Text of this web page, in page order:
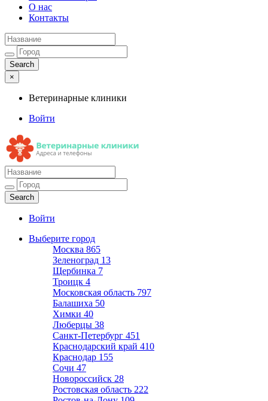
О нас
Контакты
×
Ветеринарные клиники
Войти
Ветеринарные клиники
Адреса и телефоны
Войти
Выберите город
Москва 865
Зеленоград 13
Щербинка 7
Троицк 4
Московская область 797
Балашиха 50
Химки 40
Люберцы 38
Санкт-Петербург 451
Краснодарский край 410
Краснодар 155
Сочи 47
Новороссийск 28
Ростовская область 222